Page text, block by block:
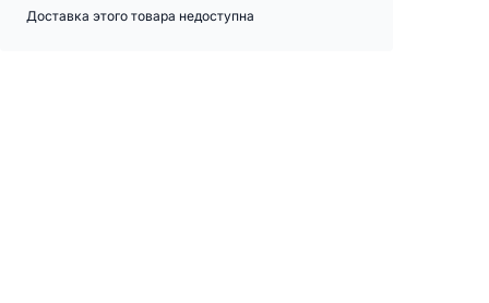
Доставка этого товара недоступна